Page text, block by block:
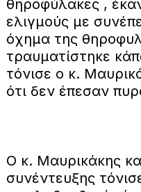
θηροφύλακες ,
ελιγμούς με
όχημα της
τραυματίστηκε
τόνισε ο κ.
ότι δεν έπεσαν
Ο κ. Μαυρικάκης
συνέντευξης